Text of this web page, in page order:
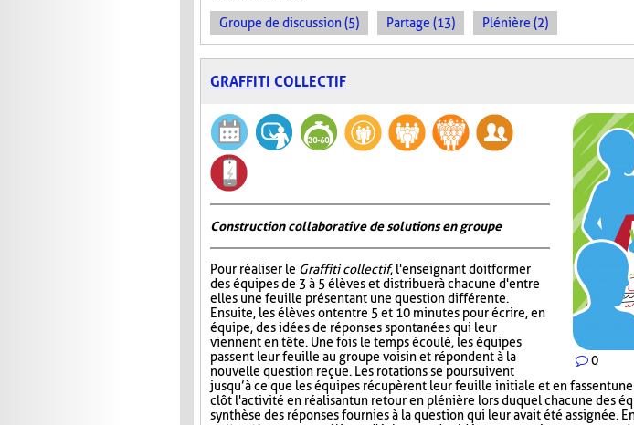
Groupe de discussion (5) Partage (13) Plénière (2)
GRAFFITI COLLECTIF
0
Construction collaborative de solutions en groupe
Pour réaliser le Graffiti collectif, l'enseignant doit former
des équipes de 3 à 5 élèves et distribuer à chacune d'entre
elles une feuille présentant une question différente.
Ensuite, les élèves ont entre 5 et 10 minutes pour écrire, en
équipe, des idées de réponses spontanées qui leur
viennent en tête. Une fois le temps écoulé, les équipes
passent leur feuille au groupe voisin et répondent à la
nouvelle question reçue. Les rotations se poursuivent
jusqu’à ce que les équipes récupèrent leur feuille initiale et en fassent
clôt l'activité en réalisant un retour en plénière lors duquel chacune des
synthèse des réponses fournies à la question qui leur avait été assignée.